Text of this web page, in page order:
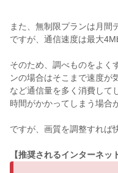
また、無制限プランは月間
ですが、通信速度は最大
そのため、調べものをよく
ンの場合はそこまで速度が
など通信量を多く消費して
時間がかかってしまう場合
ですが、画質を調整すれば
【推奨されるインターネッ